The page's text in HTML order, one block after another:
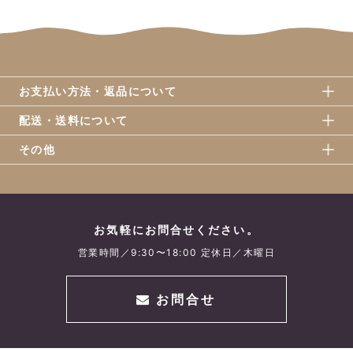
お支払い方法・返品について
配送・送料について
その他
お気軽にお問合せください。
営業時間／9:30〜18:00 定休日／木曜日
お問合せ